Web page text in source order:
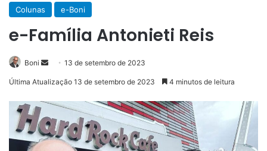
Colunas e-Boni
e-Família Antonieti Reis
Boni
Mande
mail
13 de setembro de 2023
Última Atualização 13 de setembro de 2023 4 minutos de leitura